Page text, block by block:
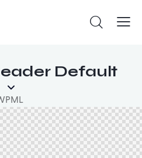
Default